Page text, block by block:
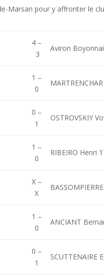
Marsan pour y affronter le
4 –
3
Aviron
1 –
0
0 –
1
OSTROVSKIY
1 –
0
RIBEIRO Henri
X –
X
1 –
0
ANCIANT
0 –
1
SCUTTENAIRE